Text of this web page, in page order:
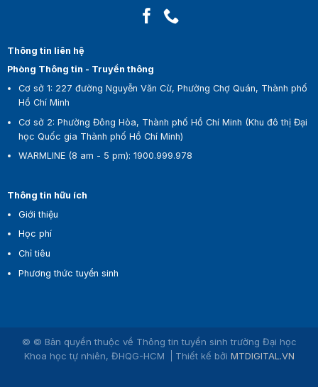
Thông tin liên hệ
Phòng Thông tin - Truyền thông
Cơ sở 1: 227 đường Nguyễn Văn Cừ, Phường Chợ Quán, Thành phố
Hồ Chí Minh
Cơ sở 2: Phường Đông Hòa, Thành phố Hồ Chí Minh (Khu đô thị Đại
học Quốc gia Thành phố Hồ Chí Minh)
WARMLINE (8 am - 5 pm):1900.999.978
Thông tin hữu ích
Giới thiệu
Học phí
Chỉ tiêu
Phương thức tuyển sinh
© © Bản quyền thuộc về Thông tin tuyển sinh trường Đại học
Khoa học tự nhiên, ĐHQG-HCM
Thiết kế bởi MTDIGITAL.VN